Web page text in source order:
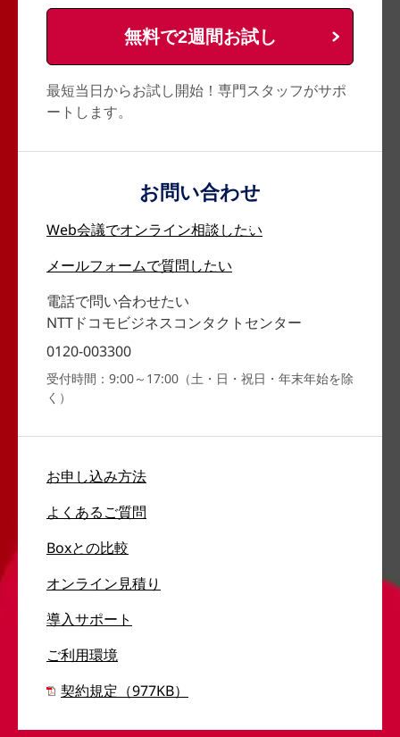
無料で2週間お試し
最短当日からお試し開始！専門スタッフがサポ
ートします。
お問い合わせ
Web会議でオンライン相談したい
メールフォームで質問したい
電話で問い合わせたい
NTTドコモビジネスコンタクトセンター
0120-003300
受付時間：9:00～17:00（土・日・祝日・年末年始を除
く）
お申し込み方法
よくあるご質問
Boxとの比較
オンライン見積り
導入サポート
ご利用環境
契約規定（977KB）